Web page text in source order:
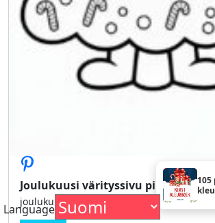
Joulukuusi värityssivu piirros
joulukuusi värityskuva piirros iloinen
Language